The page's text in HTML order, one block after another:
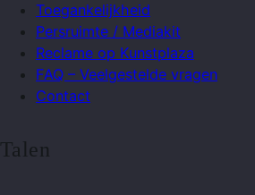
Toegankelijkheid
Persruimte / Mediakit
Reclame op Kunstplaza
FAQ – Veelgestelde vragen
Contact
Talen